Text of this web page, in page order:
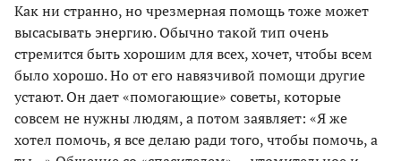
Как ни странно, но чрезмерная помощь тоже может
высасывать энергию. Обычно такой тип очень
стремится быть хорошим для всех, хочет, чтобы всем
было хорошо. Но от его навязчивой помощи другие
устают. Он дает «помогающие» советы, которые
совсем не нужны людям, а потом заявляет: «Я же
хотел помочь, я все делаю ради того, чтобы помочь, а